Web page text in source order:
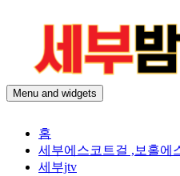
세
24시간 365일
Menu and widgets
홈
세부에스코트걸 ,보홀에
세부jtv